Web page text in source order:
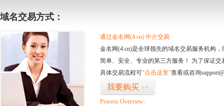
域名交易方式：
通过金名网(4.cn) 中介交易
金名网(4.cn)是全球领先的域名交易服务机构
简单、安全、专业的第三方服务！ 为了保证
具体交易流程可“点击这里”查看或咨询
我要购买 >>
Process Overview: